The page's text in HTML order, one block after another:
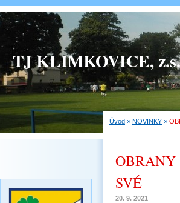
TJ KLIMKOVICE, z.s.
Úvod » NOVINKY »
OBRANY
SVÉ
20. 9. 2021